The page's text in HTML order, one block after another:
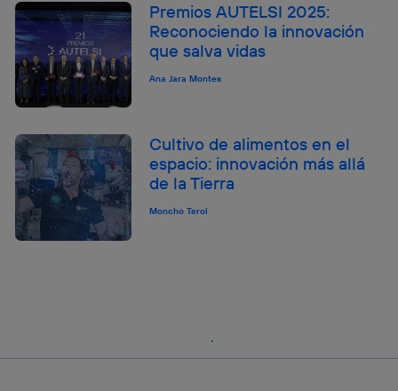
Premios AUTELSI 2025:
Reconociendo la innovación
que salva vidas
Ana Jara Montes
Cultivo de alimentos en el
espacio: innovación más allá
de la Tierra
Moncho Terol